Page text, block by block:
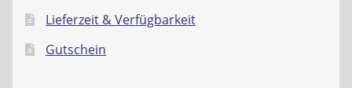
Lieferzeit & Verfügbarkeit
Gutschein